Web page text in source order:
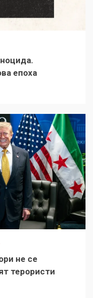
епоха
не се
терористи